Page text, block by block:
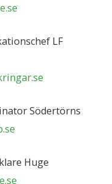
LF
Södertörns
Huge